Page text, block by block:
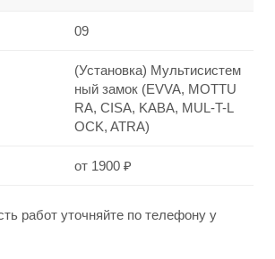
09
(Установка) Мультисистем
ный замок (EVVA, MOTTU
RA, CISA, KABA, MUL-T-L
OCK, ATRA)
от 1900 ₽
работ уточняйте по телефону у